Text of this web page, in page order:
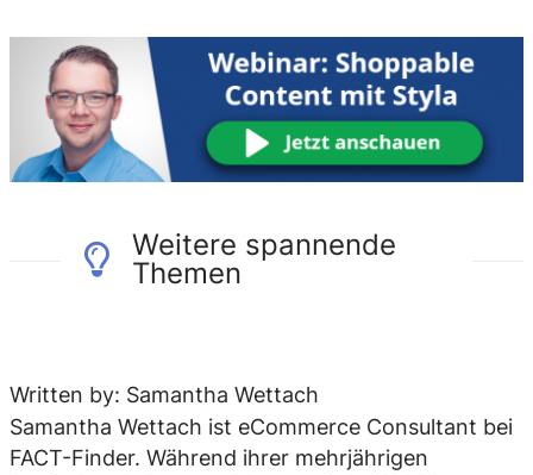
Weitere spannende
Themen
Written by: Samantha Wettach
Samantha Wettach ist eCommerce Consultant bei
FACT-Finder. Während ihrer mehrjährigen